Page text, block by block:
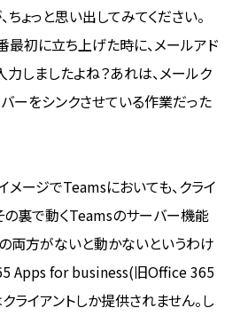
ちょっと思い出してみてください。
初に立ち上げた時に、メールアド
しましたよね？あれは、メールク
ーをシンクさせている作業だった
メージでTeamsにおいても、クライ
の裏で動くTeamsのサーバー機能
両方がないと動かないというわけ
Apps for business(旧Office 365
ライアントしか提供されません。し